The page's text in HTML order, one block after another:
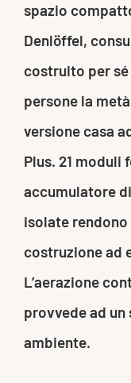
spazio
Denlöffel,
costruito per
persone la
versione casa
Plus. 21
accumulatore
isolate
costruzione ad
L’aerazione
provvede ad
ambiente.